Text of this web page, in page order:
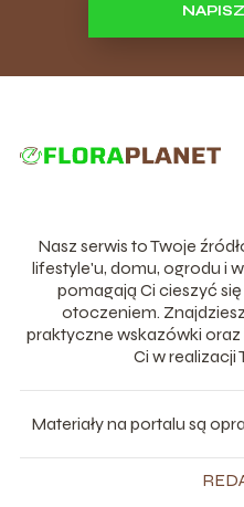
Nasz serwis to Twoje
lifestyle'u, domu, ogrodu i
pomagają Ci cieszyć
otoczeniem.
praktyczne wskazówki oraz
Ci w realizacji
Materiały na portalu są